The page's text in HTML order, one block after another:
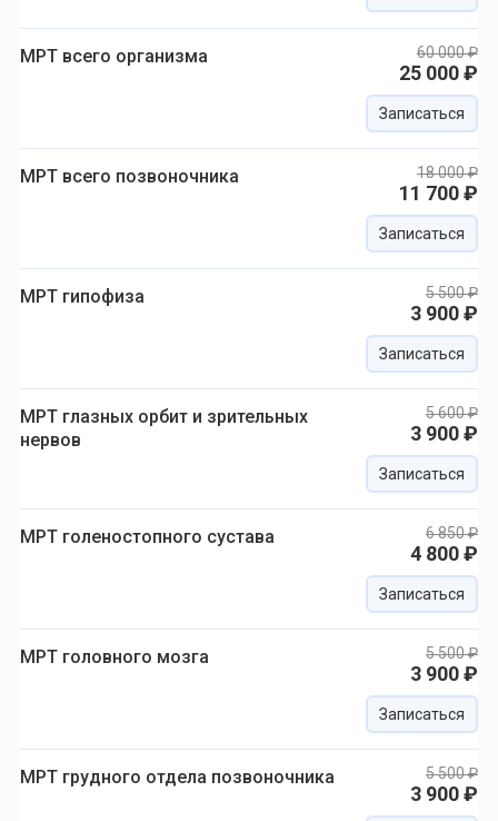
МРТ всего организма 60 000 ₽
25 000 ₽
Записаться
МРТ всего позвоночника 18 000 ₽
11 700 ₽
Записаться
МРТ гипофиза 5 500 ₽
3 900 ₽
Записаться
МРТ глазных орбит и зрительных
нервов
5 600 ₽
3 900 ₽
Записаться
МРТ голеностопного сустава 6 850 ₽
4 800 ₽
Записаться
МРТ головного мозга 5 500 ₽
3 900 ₽
Записаться
МРТ грудного отдела позвоночника 5 500 ₽
3 900 ₽